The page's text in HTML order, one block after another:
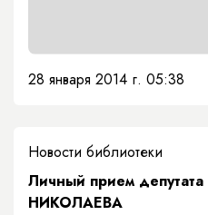
28 января 2014 г. 05:38
Новости библиотеки
Личный прием
НИКОЛАЕВА